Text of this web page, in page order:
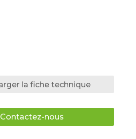
la fiche technique
Contactez-nous